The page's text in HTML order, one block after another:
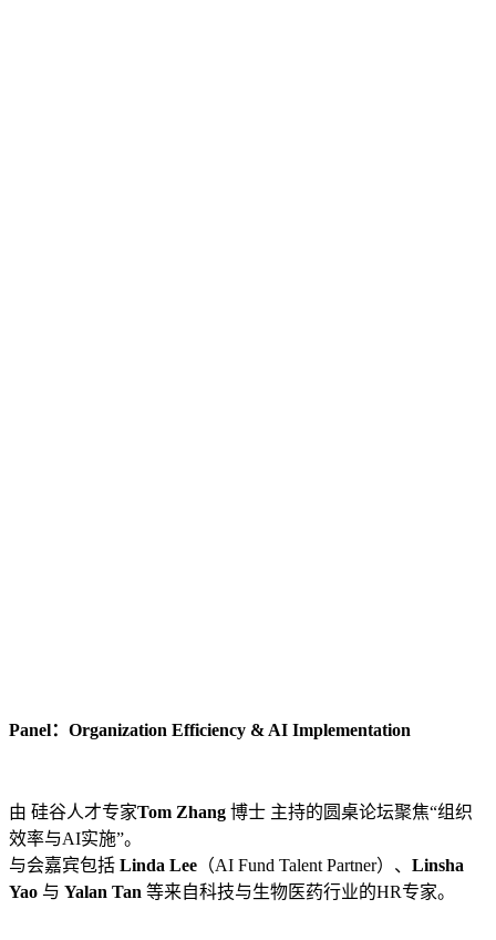
Panel：Organization Efficiency & AI Implementation
由 硅谷人才专家Tom Zhang 博士 主持的圆桌论坛聚焦“组织
效率与AI实施”。
与会嘉宾包括 Linda Lee （AI Fund Talent Partner）、 Linsha
Yao 与 Yalan Tan 等来自科技与生物医药行业的HR专家。